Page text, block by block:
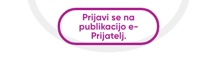
Prijavi se na
publikacijo e-
Prijatelj.